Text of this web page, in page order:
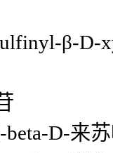
β-D-
beta-D-来